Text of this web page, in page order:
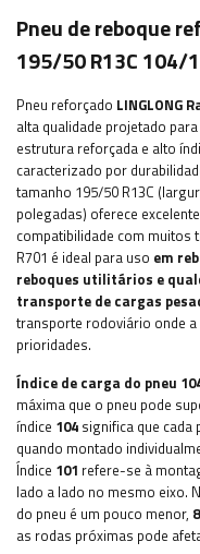
Pneu de reboque
195/50 R13C 104/
Pneu reforçado LINGLONG
alta qualidade projetado
estrutura reforçada e alto
caracterizado por
tamanho 195/50 R13C
polegadas) oferece
compatibilidade com muitos
R701 é ideal para uso em
reboques utilitários e
transporte de cargas
transporte rodoviário onde
prioridades.
Índice de carga do pneu
máxima que o pneu pode
índice 104 significa que cada
quando montado
Índice 101 refere-se à
lado a lado no mesmo eixo.
do pneu é um pouco menor,
as rodas próximas pode